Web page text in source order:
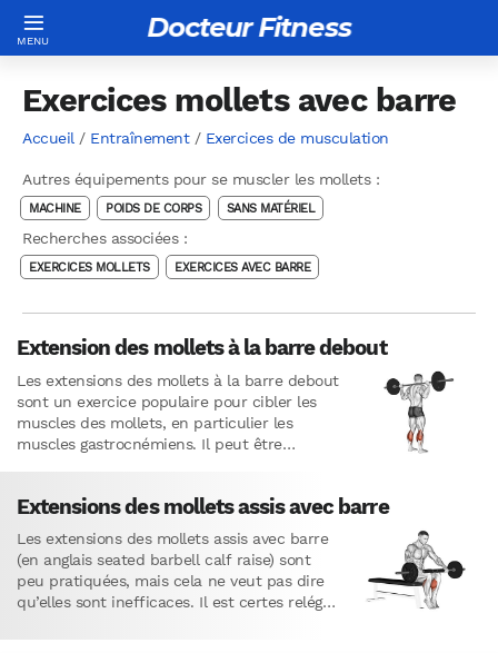
Docteur Fitness
Exercices mollets avec barre
Accueil / Entraînement/ Exercices de musculation
Autres équipements pour se muscler les mollets :
MACHINE POIDS DE CORPS SANS MATÉRIEL
Recherches associées :
EXERCICES MOLLETS EXERCICES AVEC BARRE
Extension des mollets à la barre debout
Les extensions des mollets à la barre debout
sont un exercice populaire pour cibler les
muscles des mollets, en particulier les
muscles gastrocnémiens. Il peut être
Extensions des mollets assis avec barre
Les extensions des mollets assis avec barre
(en anglais seated barbell calf raise) sont
peu pratiquées, mais cela ne veut pas dire
qu’elles sont inefficaces. Il est certes relégué